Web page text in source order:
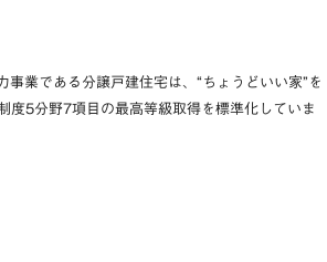
業である分譲戸建住宅は、“ちょうどいい家”を
5分野7項目の最高等級取得を標準化していま